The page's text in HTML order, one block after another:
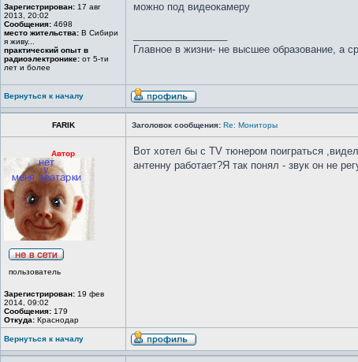
Зарегистрирован: 17 авг
2013, 20:02
Сообщения: 4698
место жительства: В Сибири
я живу...
практический опыт в
радиоэлектронике: от 5-ти
лет и более
можно под видеокамеру
Главное в жизни- не высшее образование, а
Вернуться к началу
FARIK Заголовок сообщения: Re: Мониторы
Автор
пользователь
Зарегистрирован: 19 фев
2014, 09:02
Сообщения: 179
Откуда: Краснодар
Вот хотел бы с TV тюнером поиграться
антенну работает?Я так понял - звук он не
Вернуться к началу